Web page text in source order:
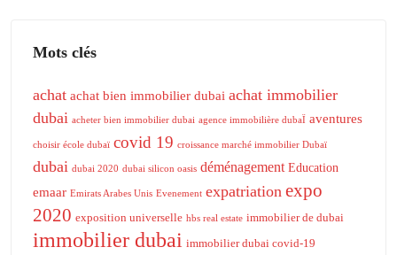
Mots clés
achat achat bien immobilier dubai achat immobilier
dubai acheter bien immobilier dubai agence immobilière dubaÏ aventures
choisir école dubaï covid 19 croissance marché immobilier Dubaï
dubai dubai 2020 dubai silicon oasis déménagement Education
emaar Emirats Arabes Unis Evenement expatriation expo
2020 exposition universelle hbs real estate immobilier de dubai
immobilier dubai immobilier dubai covid-19